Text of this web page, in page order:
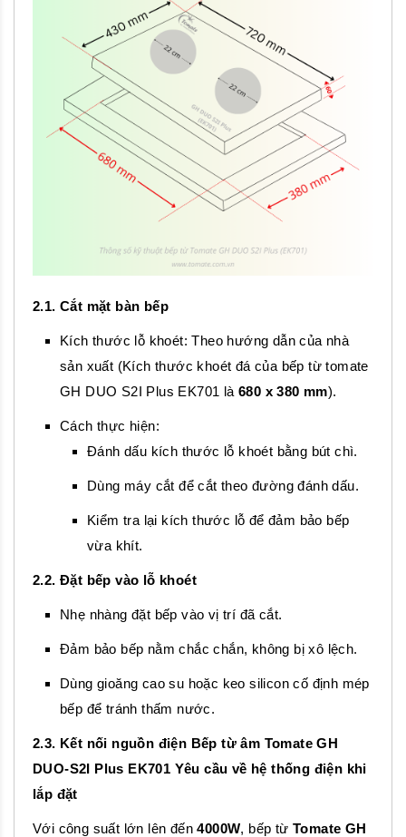
2.1. Cắt mặt bàn bếp
Kích thước lỗ khoét: Theo hướng dẫn của nhà
sản xuất (Kích thước khoét đá của bếp từ tomate
GH DUO S2I Plus EK701 là 680 x 380 mm).
Cách thực hiện:
Đánh dấu kích thước lỗ khoét bằng bút chì.
Dùng máy cắt để cắt theo đường đánh dấu.
Kiểm tra lại kích thước lỗ để đảm bảo bếp
vừa khít.
2.2. Đặt bếp vào lỗ khoét
Nhẹ nhàng đặt bếp vào vị trí đã cắt.
Đảm bảo bếp nằm chắc chắn, không bị xô lệch.
Dùng gioăng cao su hoặc keo silicon cố định mép
bếp để tránh thấm nước.
2.3. Kết nối nguồn điện Bếp từ âm Tomate GH
DUO-S2I Plus EK701 Yêu cầu về hệ thống điện khi
lắp đặt
Với công suất lớn lên đến4000W, bếp từTomate GH